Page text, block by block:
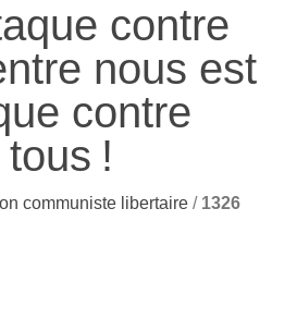
contre
nous est
contre
!
communiste libertaire / 1326